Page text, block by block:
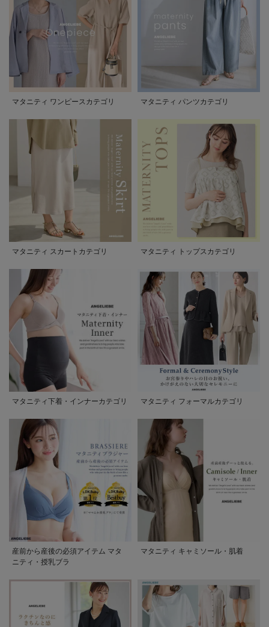
マタニティ ワンピースカテゴリ マタニティ パンツカテゴリ
マタニティ スカートカテゴリ マタニティ トップスカテゴリ
マタニティ下着・インナーカテゴリ マタニティ フォーマルカテゴリ
産前から産後の必須アイテム マタ
ニティ・授乳ブラ
マタニティ キャミソール・肌着